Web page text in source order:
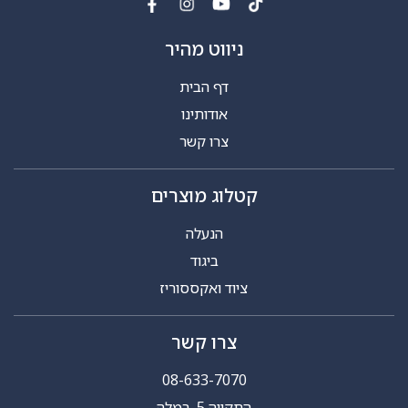
ניווט מהיר
דף הבית
אודותינו
צרו קשר
קטלוג מוצרים
הנעלה
ביגוד
ציוד ואקססוריז
צרו קשר
08-633-7070